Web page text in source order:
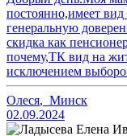
постоянно,имеет
генеральную
скидка как
почему,ТК вид на
исключением
Олеся, Минск
02.09.2024